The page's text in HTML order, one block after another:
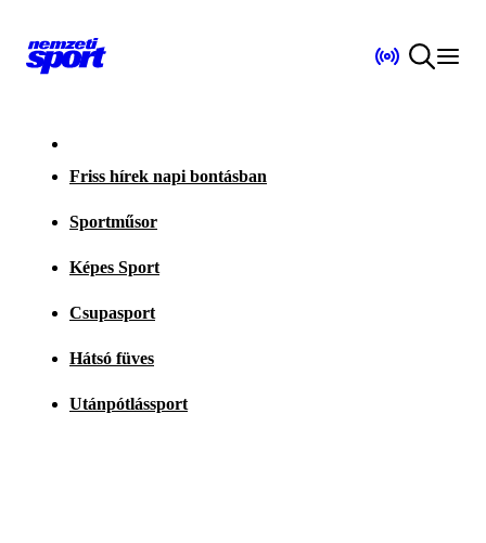
Friss hírek napi bontásban
Sportműsor
Képes Sport
Csupasport
Hátsó füves
Utánpótlássport